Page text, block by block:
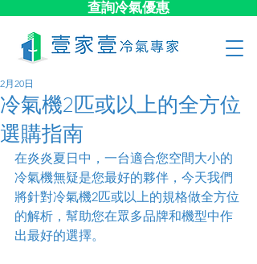
查詢冷氣優惠
冷氣機2匹或以上的全方位
選購指南
2月20日
在炎炎夏日中，一台適合您空間大小的
冷氣機無疑是您最好的夥伴，今天我們
將針對冷氣機2匹或以上的規格做全方位
的解析，幫助您在眾多品牌和機型中作
出最好的選擇。